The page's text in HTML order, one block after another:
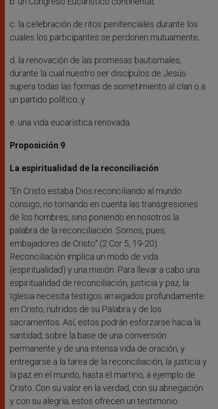
c. la celebración de ritos penitenciales durante los
cuales los participantes se perdonen mutuamente;
d. la renovación de las promesas bautismales,
durante la cual nuestro ser discípulos de Jesús
supera todas las formas de sometimiento al clan o a
un partido político; y
e. una vida eucarística renovada.
Proposición 9
La espiritualidad de la reconciliación
“En Cristo estaba Dios reconciliando al mundo
consigo, no tomando en cuenta las transgresiones
de los hombres, sino poniendo en nosotros la
palabra de la reconciliación. Somos, pues,
embajadores de Cristo” (2 Cor 5, 19-20).
Reconciliación implica un modo de vida
(espiritualidad) y una misión. Para llevar a cabo una
espiritualidad de reconciliación, justicia y paz, la
Iglesia necesita testigos arraigados profundamente
en Cristo, nutridos de su Palabra y de los
sacramentos. Así, estos podrán esforzarse hacia la
santidad, sobre la base de una conversión
permanente y de una intensa vida de oración, y
entregarse a la tarea de la reconciliación, la justicia y
la paz en el mundo, hasta el martirio, a ejemplo de
Cristo. Con su valor en la verdad, con su abnegación
y con su alegría, estos ofrecen un testimonio